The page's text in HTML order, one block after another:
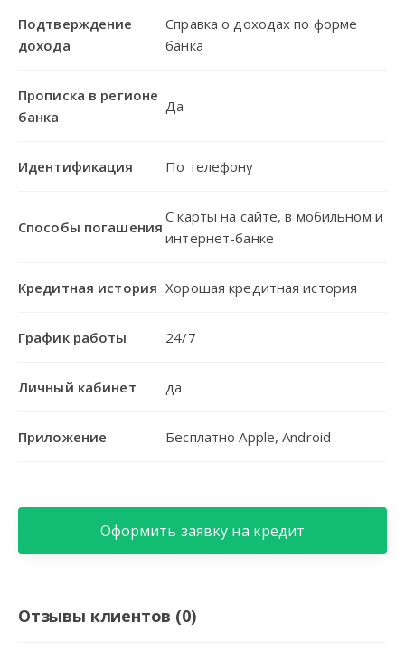
Подтверждение
дохода
Справка о доходах по форме
банка
Прописка в регионе
банка
Да
Идентификация По телефону
Способы погашения
С карты на сайте, в мобильном и
интернет-банке
Кредитная история Хорошая кредитная история
График работы 24/7
Личный кабинет да
Приложение Бесплатно Apple, Android
Оформить заявку на кредит
Отзывы клиентов (0)